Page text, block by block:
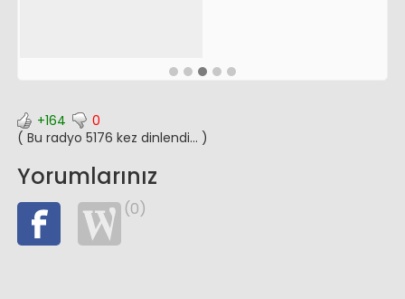
+164
0
( Bu radyo 5176 kez dinlendi... )
Yorumlarınız
(0)